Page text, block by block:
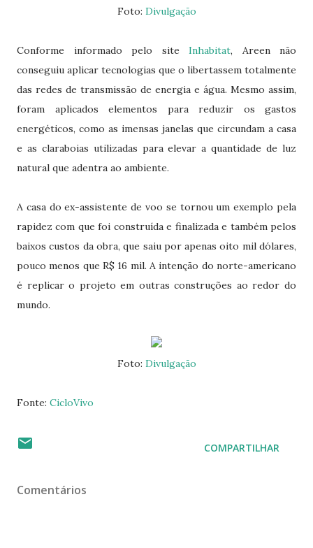
Foto: Divulgação
Conforme informado pelo site Inhabitat, Areen não
conseguiu aplicar tecnologias que o libertassem totalmente
das redes de transmissão de energia e água. Mesmo assim,
foram aplicados elementos para reduzir os gastos
energéticos, como as imensas janelas que circundam a casa
e as claraboias utilizadas para elevar a quantidade de luz
natural que adentra ao ambiente.
A casa do ex-assistente de voo se tornou um exemplo pela
rapidez com que foi construída e finalizada e também pelos
baixos custos da obra, que saiu por apenas oito mil dólares,
pouco menos que R$ 16 mil. A intenção do norte-americano
é replicar o projeto em outras construções ao redor do
mundo.
Foto: Divulgação
Fonte: CicloVivo
COMPARTILHAR
Comentários